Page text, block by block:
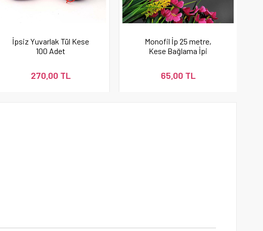
İpsiz Yuvarlak Tül Kese
100 Adet
270,00 TL
Monofil İp 25 metre,
Kese Bağlama İpi
65,00 TL